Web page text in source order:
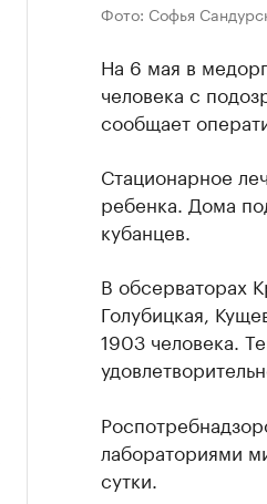
Фото: Софья
На 6 мая в
человека с
сообщает
Стационарное
ребенка. Дома
кубанцев.
В обсерваторах
Голубицкая,
1903 человека.
лабораториями
сутки.